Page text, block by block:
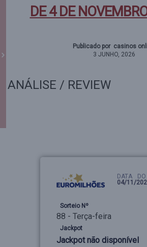
DE 4 DE
Publicado por casinos
3 JUNHO, 2026
ANÁLISE / REVIEW
DATA
04/11/
Sorteio Nº
88 - Terça-feira
Jackpot
Jackpot não disponível